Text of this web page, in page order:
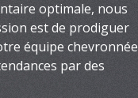
optimale, nous
est de prodiguer
équipe chevronnée
par des